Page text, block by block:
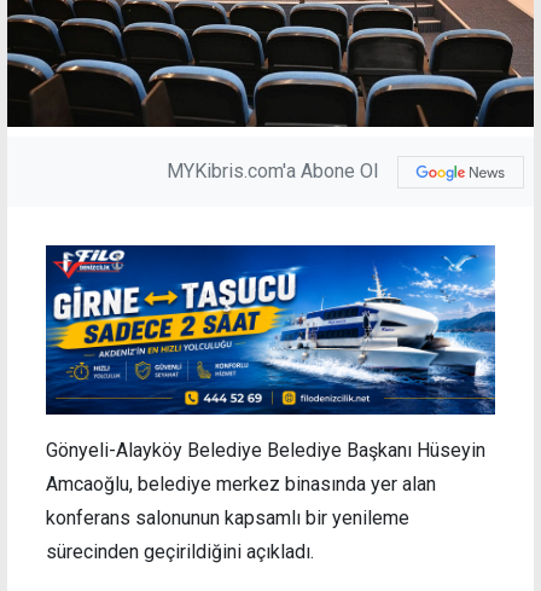
MYKibris.com'a Abone Ol
Gönyeli-Alayköy Belediye Belediye Başkanı Hüseyin
Amcaoğlu, belediye merkez binasında yer alan
konferans salonunun kapsamlı bir yenileme
sürecinden geçirildiğini açıkladı.